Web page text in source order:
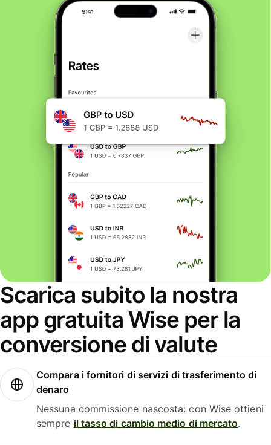
Scarica subito la nostra
app gratuita Wise per la
conversione di valute
Compara i fornitori di servizi di trasferimento di
denaro
Nessuna commissione nascosta: con Wise ottieni
sempre il tasso di cambio medio di mercato.